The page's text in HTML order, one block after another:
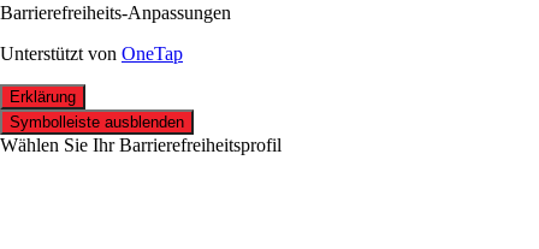
Barrierefreiheits-Anpassungen
Unterstützt von OneTap
Erklärung
Symbolleiste ausblenden
Wählen Sie Ihr Barrierefreiheitsprofil